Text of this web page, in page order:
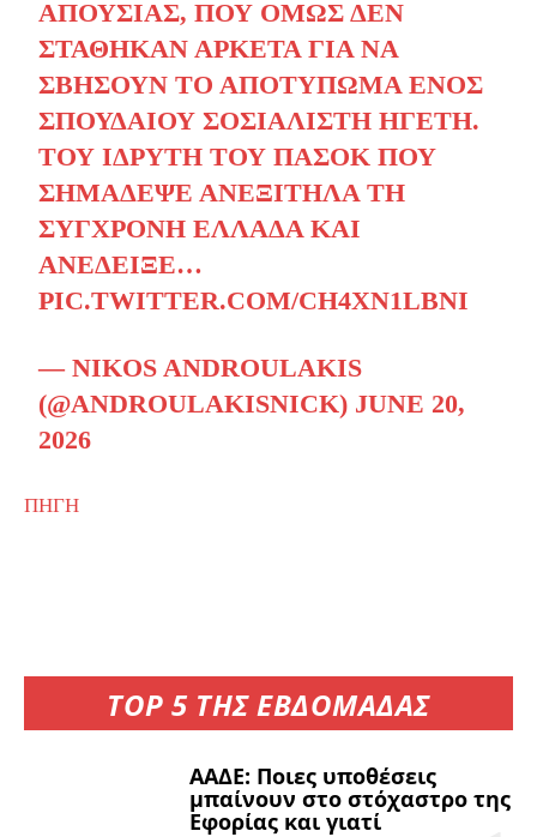
TOP 5 ΤΗΣ ΕΒΔΟΜΑΔΑΣ
ΑΑΔΕ: Ποιες υποθέσεις
μπαίνουν στο στόχαστρο της
Εφορίας και γιατί
ΑΠΟΥΣΊΑΣ, ΠΟΥ ΌΜΩΣ ΔΕΝ
ΣΤΆΘΗΚΑΝ ΑΡΚΕΤΆ ΓΙΑ ΝΑ
ΣΒΉΣΟΥΝ ΤΟ ΑΠΟΤΎΠΩΜΑ ΕΝΌΣ
ΣΠΟΥΔΑΊΟΥ ΣΟΣΙΑΛΙΣΤΉ ΗΓΈΤΗ.
ΤΟΥ ΙΔΡΥΤΉ ΤΟΥ ΠΑΣΟΚ ΠΟΥ
ΣΗΜΆΔΕΨΕ ΑΝΕΞΊΤΗΛΑ ΤΗ
ΣΎΓΧΡΟΝΗ ΕΛΛΆΔΑ ΚΑΙ
ΑΝΈΔΕΙΞΕ…
PIC.TWITTER.COM/CH4XN1LBNI
— NIKOS ANDROULAKIS
(@ANDROULAKISNICK) JUNE 20,
2026
ΠΗΓΗ